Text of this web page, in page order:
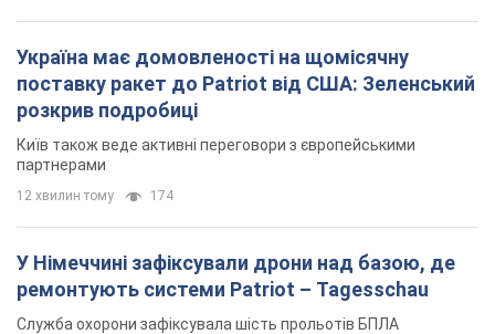
Україна має домовленості на щомісячну
поставку ракет до Patriot від США: Зеленський
розкрив подробиці
Київ також веде активні переговори з європейськими
партнерами
12 хвилин тому 174
У Німеччині зафіксували дрони над базою, де
ремонтують системи Patriot – Tagesschau
Служба охорони зафіксувала шість прольотів БПЛА